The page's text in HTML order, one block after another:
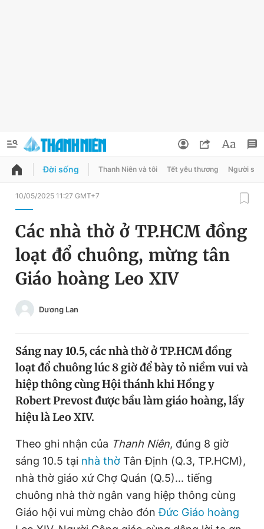
QUẢNG CÁO ĐẶT BÁO
Chuyên mục
Chuyên mục khác
Chào ngày mới
Video Magazine
Sản phẩm khác
Tiện ích Bạn cần biết
Thông tin tòa soạn Liên hệ quảng cáo
Đổi mật khẩu
Tin đã lưu
Đời sống Thanh Niên và tôi Tết yêu thương Người
10/05/2025 11:27 GMT+7
Các nhà thờ ở TP.HCM đồng
loạt đổ chuông, mừng tân
Giáo hoàng Leo XIV
Dương Lan
Sáng nay 10.5, các nhà thờ ở TP.HCM đồng
loạt đổ chuông lúc 8 giờ để bày tỏ niềm vui và
hiệp thông cùng Hội thánh khi Hồng y
Robert Prevost được bầu làm giáo hoàng, lấy
hiệu là Leo XIV.
Theo ghi nhận của Thanh Niên, đúng 8 giờ
sáng 10.5 tại nhà thờ Tân Định (Q.3, TP.HCM),
nhà thờ giáo xứ Chợ Quán (Q.5)... tiếng
chuông nhà thờ ngân vang hiệp thông cùng
Giáo hội vui mừng chào đónĐức Giáo hoàng